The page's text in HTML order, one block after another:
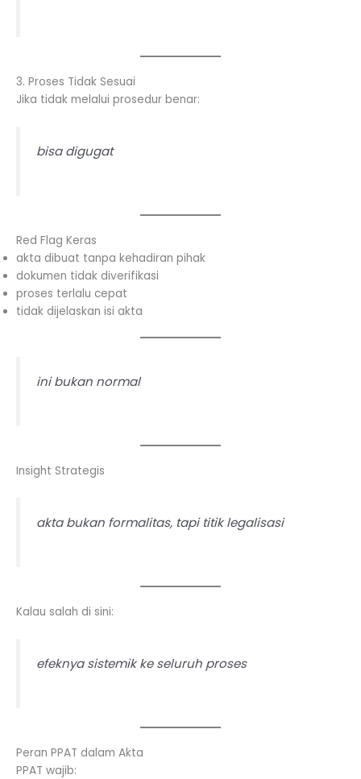
3. Proses Tidak Sesuai
Jika tidak melalui prosedur benar:
bisa digugat
Red Flag Keras
akta dibuat tanpa kehadiran pihak
dokumen tidak diverifikasi
proses terlalu cepat
tidak dijelaskan isi akta
ini bukan normal
Insight Strategis
akta bukan formalitas, tapi titik legalisasi
Kalau salah di sini:
efeknya sistemik ke seluruh proses
Peran PPAT dalam Akta
PPAT wajib: